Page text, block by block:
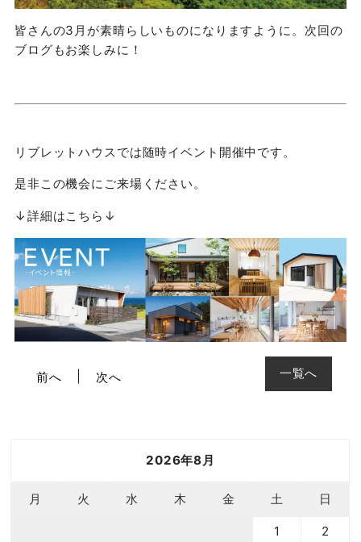
皆さんの3月が素晴らしいものになりますように。次回の
ブログもお楽しみに！
リブレットハウスでは随時イベント開催中です。
是非この機会にご来場ください。
↓詳細はこちら↓
一覧へ
前へ 次へ
2026年8月
月 火 水 木 金 土 日
1
2